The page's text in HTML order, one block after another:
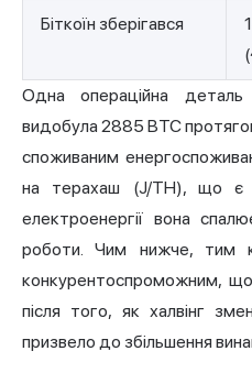
Біткоїн зберігався
Одна операційна
видобула 2885 BTC
споживаним
на терахаш (J/TH), що є
електроенергії вона
роботи. Чим нижче, тим
конкурентоспроможним,
після того, як халвінг
призвело до збільшення